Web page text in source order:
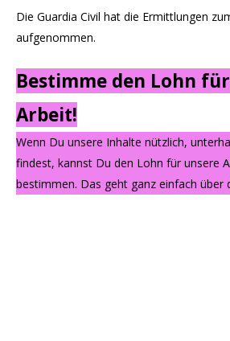
Die Guardia Civil hat die Ermittlungen
aufgenommen.
Bestimme den Lohn
Arbeit!
Wenn Du unsere Inhalte nützlich,
findest, kannst Du den Lohn für unsere
bestimmen. Das geht ganz einfach über